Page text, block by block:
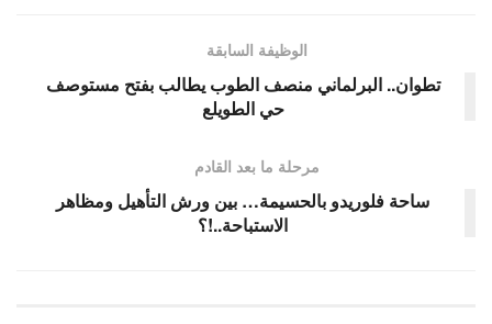
الوظيفة السابقة
تطوان.. البرلماني منصف الطوب يطالب بفتح مستوصف
حي الطويلع
مرحلة ما بعد القادم
ساحة فلوريدو بالحسيمة… بين ورش التأهيل ومظاهر
الاستباحة..!؟